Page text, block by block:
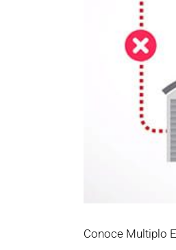
Conoce Multiplo